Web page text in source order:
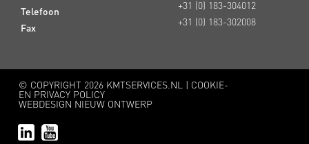
Telefoon
Fax
+31 (0) 183-304012
+31 (0) 183-302008
© COPYRIGHT 2026 KMTSERVICES.NL | COOKIE-
EN PRIVACY POLICY
WEBDESIGN NIEUW ONTWERP